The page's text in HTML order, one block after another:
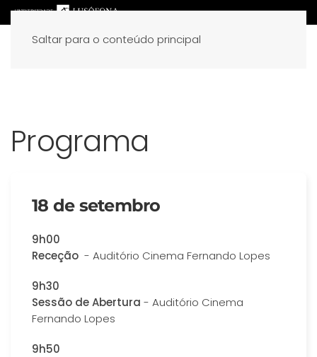
Saltar para o conteúdo principal
Programa
18 de setembro
9h00
Receção - Auditório Cinema Fernando Lopes
9h30
Sessão de Abertura - Auditório Cinema
Fernando Lopes
9h50